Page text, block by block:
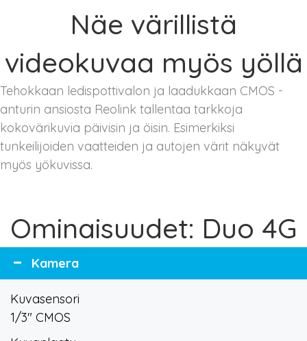
Näe värillistä
videokuvaa myös yöllä
Tehokkaan ledispottivalon ja laadukkaan CMOS -
anturin ansiosta Reolink tallentaa tarkkoja
kokovärikuvia päivisin ja öisin. Esimerkiksi
tunkeilijoiden vaatteiden ja autojen värit näkyvät
myös yökuvissa.
Ominaisuudet: Duo 4G
Kamera
Kuvasensori
1/3" CMOS